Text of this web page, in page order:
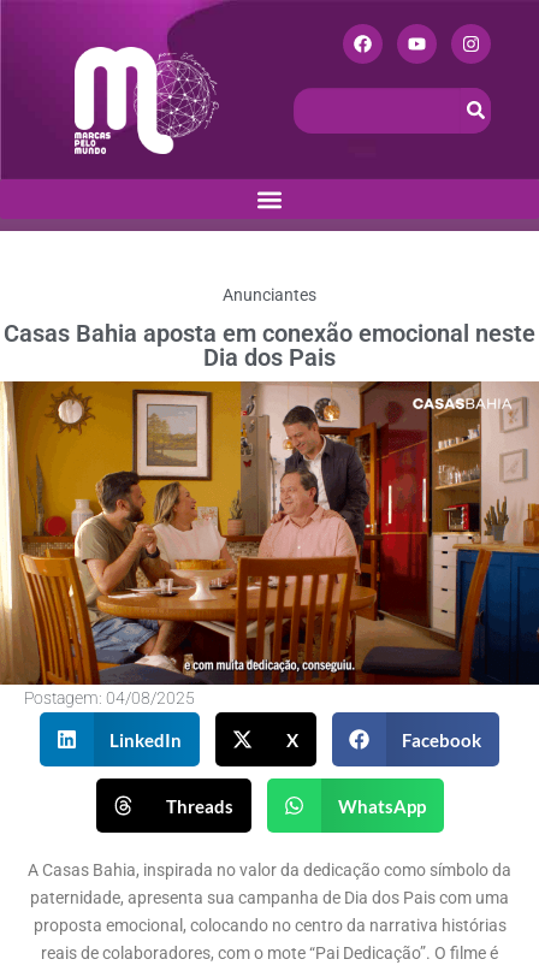
Anunciantes
Casas Bahia aposta em conexão emocional neste
Dia dos Pais
Postagem: 04/08/2025
LinkedIn X Facebook
Threads WhatsApp
A Casas Bahia, inspirada no valor da dedicação como símbolo da
paternidade, apresenta sua campanha de Dia dos Pais com uma
proposta emocional, colocando no centro da narrativa histórias
reais de colaboradores, com o mote “Pai Dedicação”. O filme é